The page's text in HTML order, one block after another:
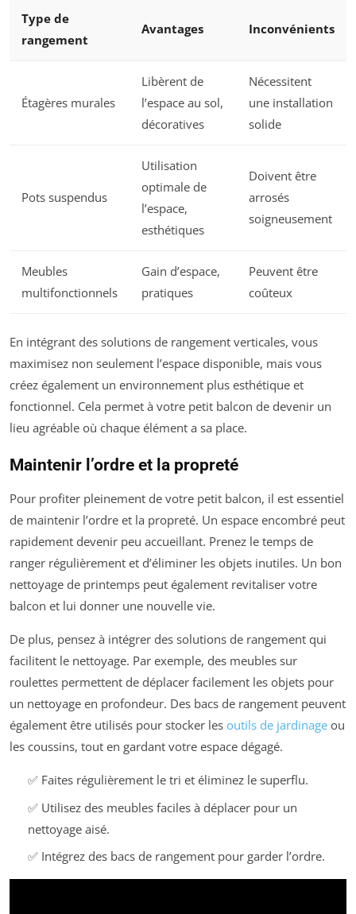
Type de
rangement
Avantages Inconvénients
Étagères murales
Libèrent de
l’espace au sol,
décoratives
Nécessitent
une installation
solide
Pots suspendus
Utilisation
optimale de
l’espace,
esthétiques
Doivent être
arrosés
soigneusement
Meubles
multifonctionnels
Gain d’espace,
pratiques
Peuvent être
coûteux
En intégrant des solutions de rangement verticales, vous
maximisez non seulement l’espace disponible, mais vous
créez également un environnement plus esthétique et
fonctionnel. Cela permet à votre petit balcon de devenir un
lieu agréable où chaque élément a sa place.
Maintenir l’ordre et la propreté
Pour profiter pleinement de votre petit balcon, il est essentiel
de maintenir l’ordre et la propreté. Un espace encombré peut
rapidement devenir peu accueillant. Prenez le temps de
ranger régulièrement et d’éliminer les objets inutiles. Un bon
nettoyage de printemps peut également revitaliser votre
balcon et lui donner une nouvelle vie.
De plus, pensez à intégrer des solutions de rangement qui
facilitent le nettoyage. Par exemple, des meubles sur
roulettes permettent de déplacer facilement les objets pour
un nettoyage en profondeur. Des bacs de rangement peuvent
également être utilisés pour stocker les outils de jardinage ou
les coussins, tout en gardant votre espace dégagé.
✅ Faites régulièrement le tri et éliminez le superflu.
✅ Utilisez des meubles faciles à déplacer pour un
nettoyage aisé.
✅ Intégrez des bacs de rangement pour garder l’ordre.